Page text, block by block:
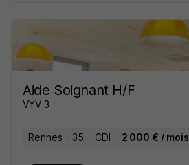
Aide Soignant H/F
VYV 3
Rennes - 35 CDI 2 000 € / mois